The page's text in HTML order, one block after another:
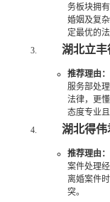
务板块拥
婚姻及复
定最优的法
湖北立丰
推荐理由：
服务部处
法律，更
态度专业且
湖北得伟
推荐理由：
案件处理
离婚案件
突。